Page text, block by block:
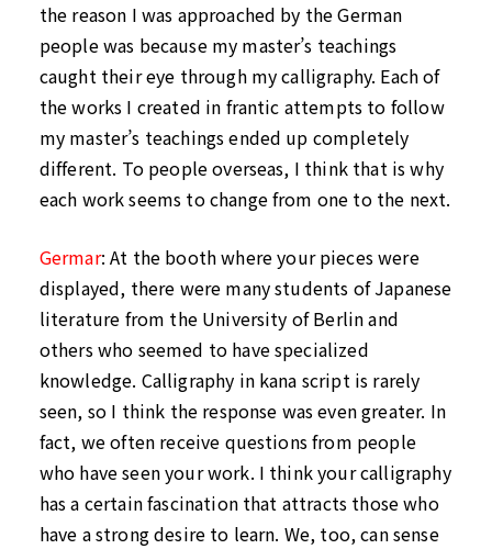
the reason I was approached by the German
people was because my master’s teachings
caught their eye through my calligraphy. Each of
the works I created in frantic attempts to follow
my master’s teachings ended up completely
different. To people overseas, I think that is why
each work seems to change from one to the next.
Germar: At the booth where your pieces were
displayed, there were many students of Japanese
literature from the University of Berlin and
others who seemed to have specialized
knowledge. Calligraphy in kana script is rarely
seen, so I think the response was even greater. In
fact, we often receive questions from people
who have seen your work. I think your calligraphy
has a certain fascination that attracts those who
have a strong desire to learn. We, too, can sense